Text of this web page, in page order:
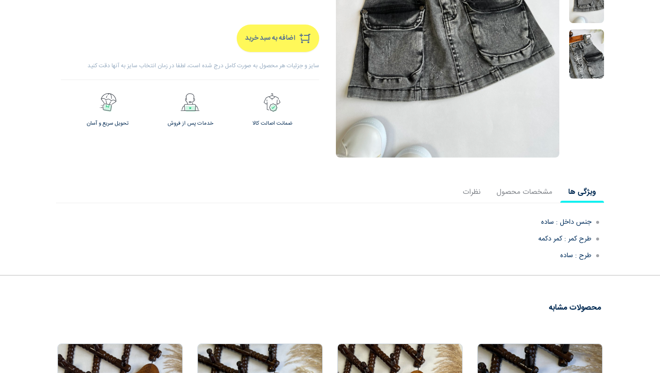
اضافه به سبد خرید
سایز و جزئیات هر محصول به صورت کامل درج شده است، لطفا در زمان انتخاب سایز به آنها دقت کنید
ضمانت اصالت کالا خدمات پس از فروش تحویل سریع و آسان
ویژگی ها مشخصات محصول نظرات
جنس داخل : ساده
طرح کمر : کمر دکمه
طرح : ساده
محصولات مشابه